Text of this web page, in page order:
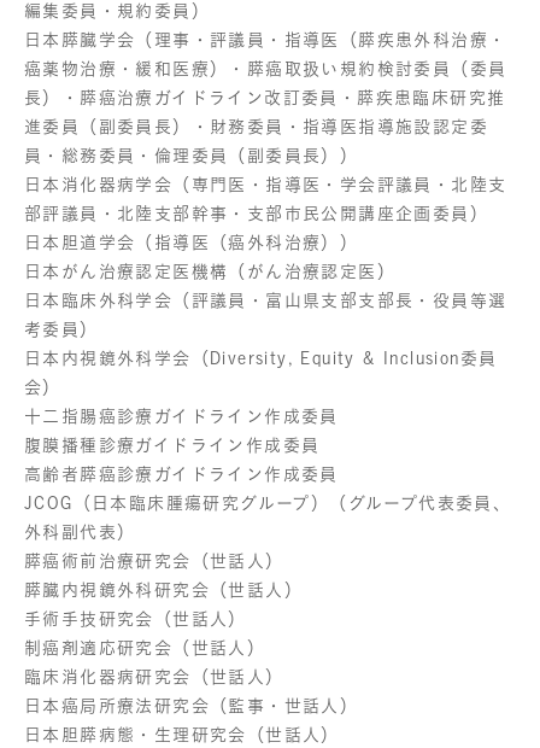
編集委員・規約委員）
日本膵臓学会（理事・評議員・指導医（膵疾患外科治療・
癌薬物治療・緩和医療）・膵癌取扱い規約検討委員（委員
長）・膵癌治療ガイドライン改訂委員・膵疾患臨床研究推
進委員（副委員長）・財務委員・指導医指導施設認定委
員・総務委員・倫理委員（副委員長））
日本消化器病学会（専門医・指導医・学会評議員・北陸支
部評議員・北陸支部幹事・支部市民公開講座企画委員）
日本胆道学会（指導医（癌外科治療））
日本がん治療認定医機構（がん治療認定医）
日本臨床外科学会（評議員・富山県支部支部長・役員等選
考委員）
日本内視鏡外科学会（Diversity, Equity & Inclusion委員
会）
十二指腸癌診療ガイドライン作成委員
腹膜播種診療ガイドライン作成委員
高齢者膵癌診療ガイドライン作成委員
JCOG（日本臨床腫瘍研究グループ）（グループ代表委員、
外科副代表）
膵癌術前治療研究会（世話人）
膵臓内視鏡外科研究会（世話人）
手術手技研究会（世話人）
制癌剤適応研究会（世話人）
臨床消化器病研究会（世話人）
日本癌局所療法研究会（監事・世話人）
日本胆膵病態・生理研究会（世話人）